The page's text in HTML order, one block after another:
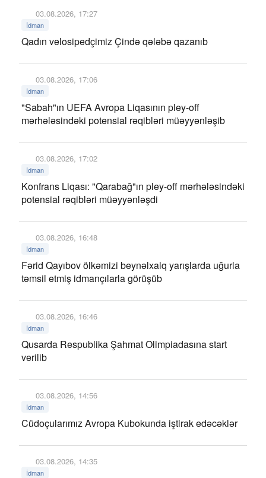
03.08.2026, 17:27
İdman
Qadın velosipedçimiz Çində qələbə qazanıb
03.08.2026, 17:06
İdman
"Sabah"ın UEFA Avropa Liqasının pley-off
mərhələsindəki potensial rəqibləri müəyyənləşib
03.08.2026, 17:02
İdman
Konfrans Liqası: "Qarabağ"ın pley-off mərhələsindəki
potensial rəqibləri müəyyənləşdi
03.08.2026, 16:48
İdman
Fərid Qayıbov ölkəmizi beynəlxalq yarışlarda uğurla
təmsil etmiş idmançılarla görüşüb
03.08.2026, 16:46
İdman
Qusarda Respublika Şahmat Olimpiadasına start
verilib
03.08.2026, 14:56
İdman
Cüdoçularımız Avropa Kubokunda iştirak edəcəklər
03.08.2026, 14:35
İdman